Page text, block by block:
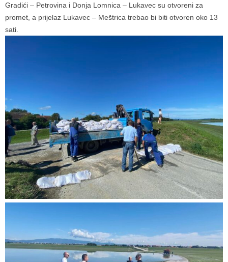
Gradići – Petrovina i Donja Lomnica – Lukavec su otvoreni za
promet, a prijelaz Lukavec – Meštrica trebao bi biti otvoren oko 13
sati.